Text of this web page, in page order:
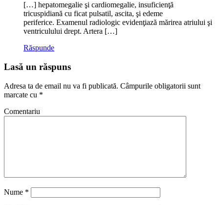
[…] hepatomegalie şi cardiomegalie, insuficienţă
tricuspidiană cu ficat pulsatil, ascita, şi edeme
periferice. Examenul radiologic evidenţiază mărirea atriului şi
ventriculului drept. Artera […]
Răspunde
Lasă un răspuns
Adresa ta de email nu va fi publicată. Câmpurile obligatorii sunt
marcate cu *
Comentariu
Nume *